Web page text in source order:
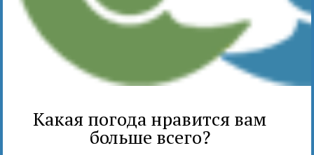
Какая погода нравится вам
больше всего?